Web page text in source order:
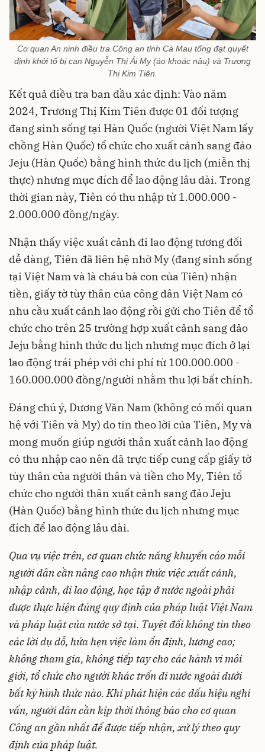
Cơ quan An ninh điều tra Công an tỉnh Cà Mau tống đạt quyết
định khởi tố bị can Nguyễn Thị Ái My (áo khoác nâu) và Trương
Thị Kim Tiên.
Kết quả điều tra ban đầu xác định: Vào năm
2024, Trương Thị Kim Tiên được 01 đối tượng
đang sinh sống tại Hàn Quốc (người Việt Nam lấy
chồng Hàn Quốc) tổ chức cho xuất cảnh sang đảo
Jeju (Hàn Quốc) bằng hình thức du lịch (miễn thị
thực) nhưng mục đích để lao động lâu dài. Trong
thời gian này, Tiên có thu nhập từ 1.000.000 -
2.000.000 đồng/ngày.
Nhận thấy việc xuất cảnh đi lao động tương đối
dễ dàng, Tiên đã liên hệ nhờ My (đang sinh sống
tại Việt Nam và là cháu bà con của Tiên) nhận
tiền, giấy tờ tùy thân của công dân Việt Nam có
nhu cầu xuất cảnh lao động rồi gửi cho Tiên để tổ
chức cho trên 25 trường hợp xuất cảnh sang đảo
Jeju bằng hình thức du lịch nhưng mục đích ở lại
lao động trái phép với chi phí từ 100.000.000 -
160.000.000 đồng/người nhằm thu lợi bất chính.
Đáng chú ý, Dương Văn Nam (không có mối quan
hệ với Tiên và My) do tin theo lời của Tiên, My và
mong muốn giúp người thân xuất cảnh lao động
có thu nhập cao nên đã trực tiếp cung cấp giấy tờ
tùy thân của người thân và tiền cho My, Tiên tổ
chức cho người thân xuất cảnh sang đảo Jeju
(Hàn Quốc) bằng hình thức du lịch nhưng mục
đích để lao động lâu dài.
Qua vụ việc trên, cơ quan chức năng khuyến cáo mỗi
người dân cần nâng cao nhận thức việc xuất cảnh,
nhập cảnh, đi lao động, học tập ở nước ngoài phải
được thực hiện đúng quy định của pháp luật Việt Nam
và pháp luật của nước sở tại. Tuyệt đối không tin theo
các lời dụ dỗ, hứa hẹn việc làm ổn định, lương cao;
không tham gia, không tiếp tay cho các hành vi môi
giới, tổ chức cho người khác trốn đi nước ngoài dưới
bất kỳ hình thức nào. Khi phát hiện các dấu hiệu nghi
vấn, người dân cần kịp thời thông báo cho cơ quan
Công an gần nhất để được tiếp nhận, xử lý theo quy
định của pháp luật.